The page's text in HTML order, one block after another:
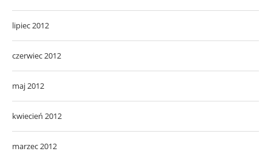
lipiec 2012
czerwiec 2012
maj 2012
kwiecień 2012
marzec 2012